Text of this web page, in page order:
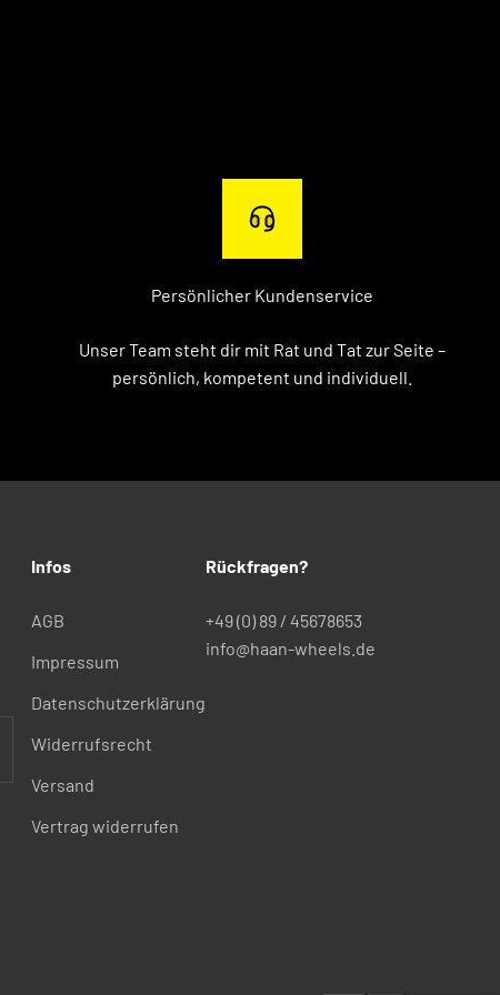
Persönlicher Kundenservice
Unser Team steht dir mit Rat und Tat zur Seite –
persönlich, kompetent und individuell.
Infos
AGB
Impressum
Datenschutzerklärung
Widerrufsrecht
Versand
Vertrag widerrufen
Rückfragen?
+49 (0) 89 / 45678653
info@haan-wheels.de